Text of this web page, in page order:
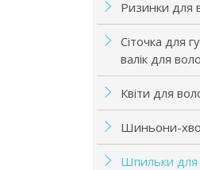
Ризинки для
Сіточка для
валік для
Квіти для
Шиньони-
Шпильки для